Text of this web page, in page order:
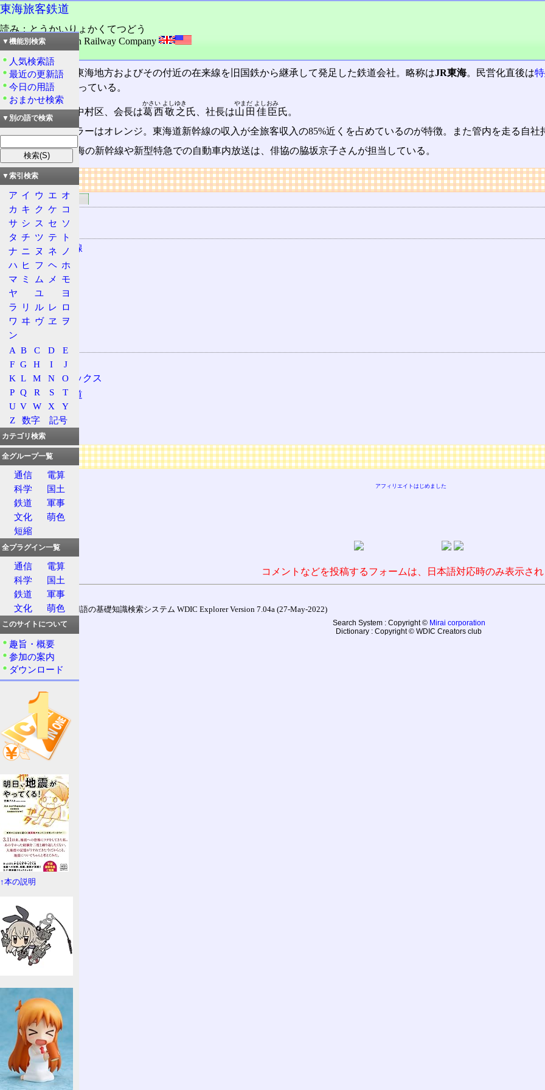
東海旅客鉄道
読み：とうかいりょかくてつどう
外語：Central Japan Railway Company
品詞：会社名
東海道新幹線
と東海地方およびその付近の在来線を旧国鉄から継承して発足した鉄道会社。略称はJR東海。民営化直後は
通の株式会社となっている。
本社は名古屋市中村区、会長は葛西敬之
かさい よしゆき
氏、社長は山田佳臣
やまだ よしおみ
氏。
コーポレートカラーはオレンジ。東海道新幹線の収入が全旅客収入の85%近くを占めているのが特徴。また管内を走る自社
ちなみに、JR東海の新幹線や新型特急での自動車内放送は、俳協の脇坂京子さんが担当している。
リンク
関連するリンク
JR東海
路線
東海道新幹線
東海道本線
紀勢本線
高山本線
中央本線
JR
オレンジボックス
日本国有鉄道
特殊会社
ツンデレ
広告
アフィリエイトはじめました
コメントなどを投稿するフォームは、日本語対応時のみ表示さ
通信用語の基礎知識検索システム WDIC Explorer Version 7.04a (27-May-2022)
Search System : Copyright © Mirai corporation
Dictionary : Copyright © WDIC Creators club
▼機能別検索
人気検索語
最近の更新語
今日の用語
おまかせ検索
▼別の語で検索
▼索引検索
ア イ ウ エ オ
カ キ ク ケ コ
サ シ ス セ ソ
タ チ ツ テ
ト
ナ ニ ヌ ネ
ノ
ハ ヒ フ ヘ ホ
マ ミ ム メ
モ
ヤ
ユ
ヨ
ラ
リ ル レ ロ
ワ ヰ ヴ ヱ
ヲ
ン
A B C D
E
F G H I
J
K L M N
O
P Q R S
T
U V W X
Y
Z
数字 記号
カテゴリ検索
全グループ一覧
通信
電算
科学
国土
鉄道
軍事
文化
萌色
短縮
全プラグイン一覧
通信
電算
科学
国土
鉄道
軍事
文化
萌色
このサイトについて
趣旨・概要
参加の案内
ダウンロード
↑本の説明